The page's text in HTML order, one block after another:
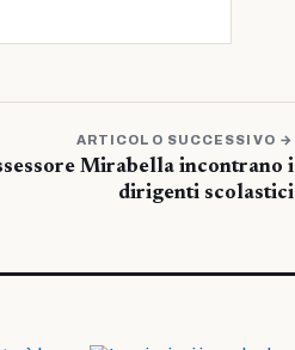
ARTICOLO SUCCESSIVO →
Mirabella incontrano i
dirigenti scolastici